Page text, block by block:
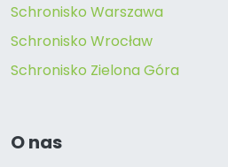
Schronisko Warszawa
Schronisko Wrocław
Schronisko Zielona Góra
O nas